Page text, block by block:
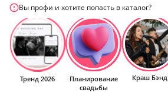
Вы профи и хотите попасть в каталог?
Тренд 2026
Планирование
свадьбы
Краш Бэнд